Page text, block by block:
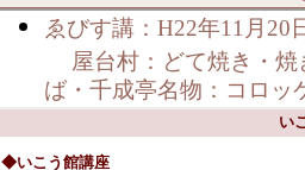
い
◆いこう館講座